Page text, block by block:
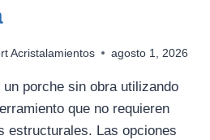
Acristalamientos agosto 1, 2026
porche sin obra utilizando
que no requieren
estructurales. Las opciones